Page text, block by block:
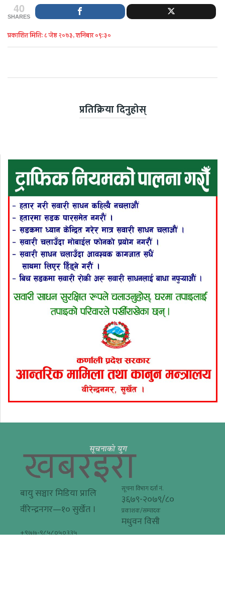
40
SHARES
प्रकाशित मिति: ८ जेष्ठ २०७३, शनिबार ०९:३०
प्रतिक्रिया दिनुहोस्
बायु सञ्चार मिडिया प्रालि
वीरेन्द्रनगर—१० सुर्खेत ।
सूचना विभाग दर्ता नं.
३६७९-२०७९/८०
प्रकाशक/सम्पादक
मधुवन विसी
+९७७-९८५८०५०३३५